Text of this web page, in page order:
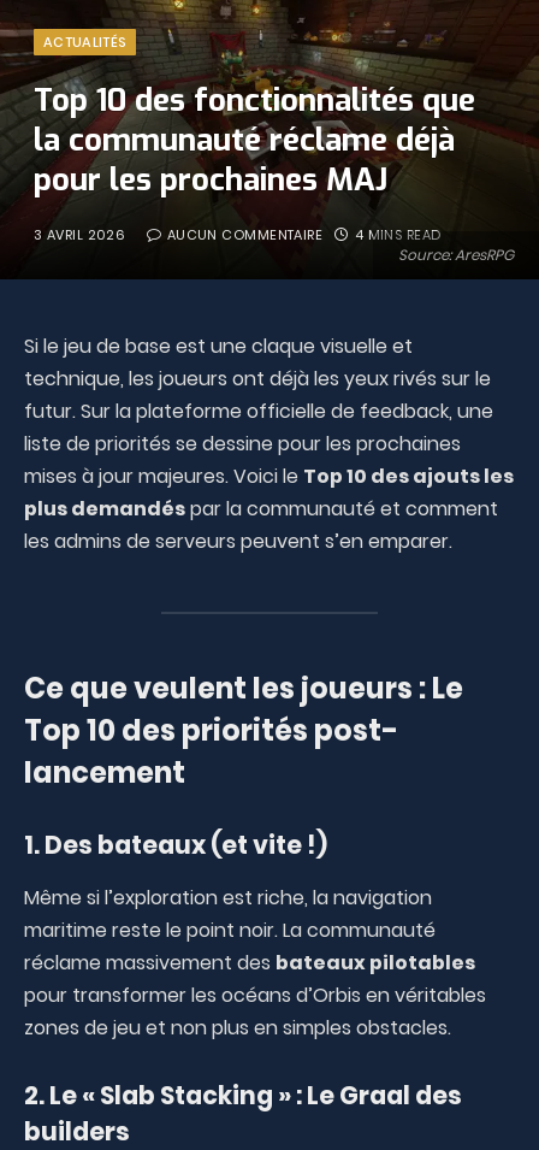
Source: AresRPG
ACTUALITÉS
Top 10 des fonctionnalités que
la communauté réclame déjà
pour les prochaines MAJ
3 AVRIL 2026 AUCUN COMMENTAIRE 4 MINS READ
Si le jeu de base est une claque visuelle et
technique, les joueurs ont déjà les yeux rivés sur le
futur. Sur la plateforme officielle de feedback, une
liste de priorités se dessine pour les prochaines
mises à jour majeures. Voici le Top 10 des ajouts les
plus demandéspar la communauté et comment
les admins de serveurs peuvent s’en emparer.
Ce que veulent les joueurs : Le
Top 10 des priorités post-
lancement
1. Des bateaux (et vite !)
Même si l’exploration est riche, la navigation
maritime reste le point noir. La communauté
réclame massivement des bateaux pilotables
pour transformer les océans d’Orbis en véritables
zones de jeu et non plus en simples obstacles.
2. Le « Slab Stacking » : Le Graal des
builders